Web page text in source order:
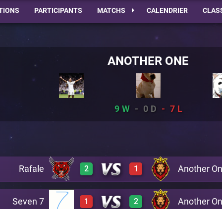
PARTICIPANTS MATCHS CALENDRIER
ANOTHER ONE
9 0 7
Rafale 2 Another
1
A17 3
Seven 7 1 Another
2